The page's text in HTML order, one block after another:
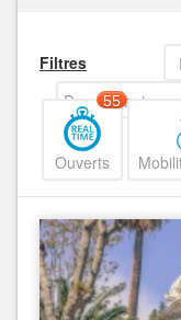
Filtres
Decroissant
Ouverts
55